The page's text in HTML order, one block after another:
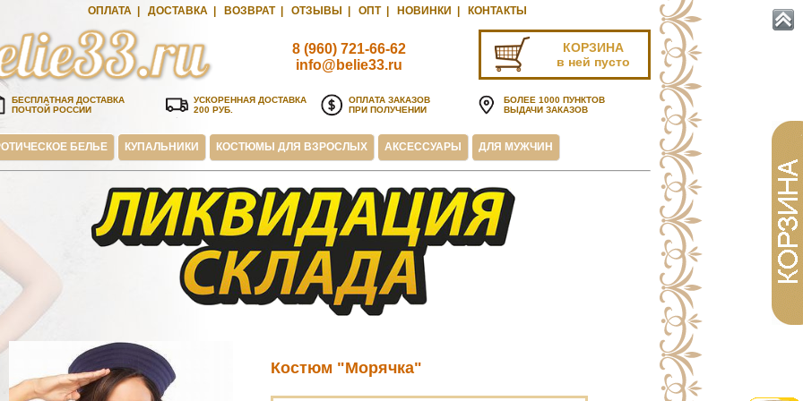
ОПЛАТА| ДОСТАВКА| ВОЗВРАТ| ОТЗЫВЫ ОПТ| НОВИНКИ КОНТАКТЫ
8 (960) 721-66-62
info@belie33.ru
КОРЗИНА
в ней пусто
БЕСПЛАТНАЯ ДОСТАВКА
ПОЧТОЙ РОССИИ
УСКОРЕННАЯ ДОСТАВКА
200 РУБ.
ОПЛАТА ЗАКАЗОВ
ПРИ ПОЛУЧЕНИИ
БОЛЕЕ 1000 ПУНКТОВ
ВЫДАЧИ ЗАКАЗОВ
БЕЛЬЕ КУПАЛЬНИКИ КОСТЮМЫ ДЛЯ ВЗРОСЛЫХ АКСЕССУАРЫ ДЛЯ МУЖЧИН
Костюм "Морячка"